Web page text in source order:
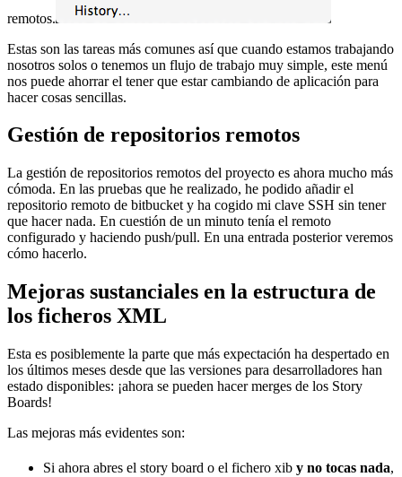
remotos.
Estas son las tareas más comunes así que cuando estamos trabajando
nosotros solos o tenemos un flujo de trabajo muy simple, este menú
nos puede ahorrar el tener que estar cambiando de aplicación para
hacer cosas sencillas.
Gestión de repositorios remotos
La gestión de repositorios remotos del proyecto es ahora mucho más
cómoda. En las pruebas que he realizado, he podido añadir el
repositorio remoto de bitbucket y ha cogido mi clave SSH sin tener
que hacer nada. En cuestión de un minuto tenía el remoto
configurado y haciendo push/pull. En una entrada posterior veremos
cómo hacerlo.
Mejoras sustanciales en la estructura de
los ficheros XML
Esta es posiblemente la parte que más expectación ha despertado en
los últimos meses desde que las versiones para desarrolladores han
estado disponibles: ¡ahora se pueden hacer merges de los Story
Boards!
Las mejoras más evidentes son:
Si ahora abres el story board o el fichero xib y no tocas nada,